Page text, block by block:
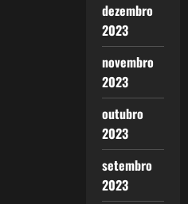
dezembro
2023
novembro
2023
outubro
2023
setembro
2023